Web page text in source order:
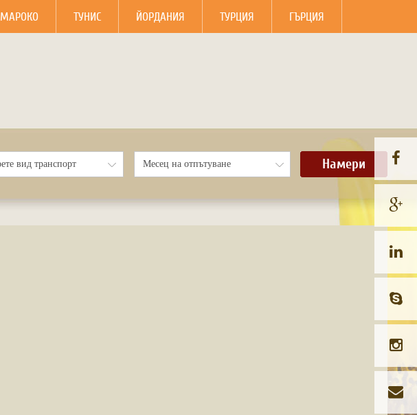
МАРОКО ТУНИС ЙОРДАНИЯ ТУРЦИЯ ГЪРЦИЯ
Намери